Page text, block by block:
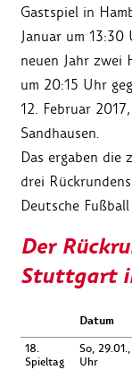
Gastspiel in
Januar um
neuen Jahr zwei
um 20:15 Uhr
12. Februar
Sandhausen.
Das ergaben die
drei
Deutsche
Der
Stuttgart
Datum
18.
Spieltag
So,
Uhr